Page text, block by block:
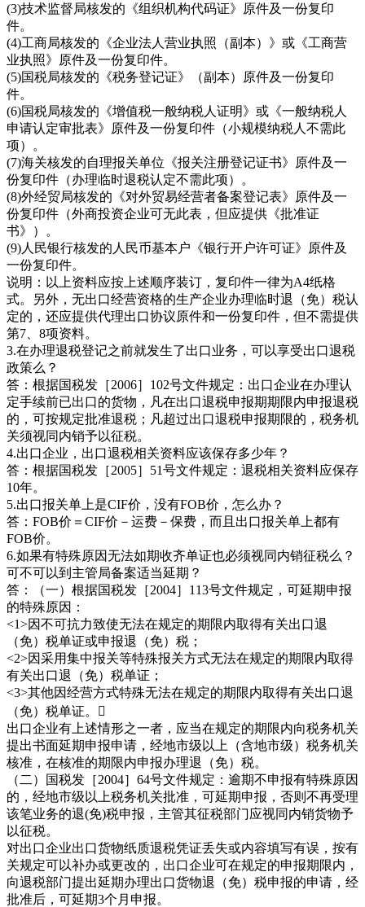
(3)技术监督局核发的《组织机构代码证》原件及一份复印
件。
(4)工商局核发的《企业法人营业执照（副本）》或《工商营
业执照》原件及一份复印件。
(5)国税局核发的《税务登记证》（副本）原件及一份复印
件。
(6)国税局核发的《增值税一般纳税人证明》或《一般纳税人
申请认定审批表》原件及一份复印件（小规模纳税人不需此
项）。
(7)海关核发的自理报关单位《报关注册登记证书》原件及一
份复印件（办理临时退税认定不需此项）。
(8)外经贸局核发的《对外贸易经营者备案登记表》原件及一
份复印件（外商投资企业可无此表，但应提供《批准证
书》）。
(9)人民银行核发的人民币基本户《银行开户许可证》原件及
一份复印件。
说明：以上资料应按上述顺序装订，复印件一律为A4纸格
式。另外，无出口经营资格的生产企业办理临时退（免）税认
定的，还应提供代理出口协议原件和一份复印件，但不需提供
第7、8项资料。
3.在办理退税登记之前就发生了出口业务，可以享受出口退税
政策么？
答：根据国税发［2006］102号文件规定：出口企业在办理认
定手续前已出口的货物，凡在出口退税申报期期限内申报退税
的，可按规定批准退税；凡超过出口退税申报期限的，税务机
关须视同内销予以征税。
4.出口企业，出口退税相关资料应该保存多少年？
答：根据国税发［2005］51号文件规定：退税相关资料应保存
10年。
5.出口报关单上是CIF价，没有FOB价，怎么办？
答：FOB价＝CIF价－运费－保费，而且出口报关单上都有
FOB价。
6.如果有特殊原因无法如期收齐单证也必须视同内销征税么？
可不可以到主管局备案适当延期？
答：（一）根据国税发［2004］113号文件规定，可延期申报
的特殊原因：
<1>因不可抗力致使无法在规定的期限内取得有关出口退
（免）税单证或申报退（免）税；
<2>因采用集中报关等特殊报关方式无法在规定的期限内取得
有关出口退（免）税单证；
<3>其他因经营方式特殊无法在规定的期限内取得有关出口退
（免）税单证。
出口企业有上述情形之一者，应当在规定的期限内向税务机关
提出书面延期申报申请，经地市级以上（含地市级）税务机关
核准，在核准的期限内申报办理退（免）税。
（二）国税发［2004］64号文件规定：逾期不申报有特殊原因
的，经地市级以上税务机关批准，可延期申报，否则不再受理
该笔业务的退(免)税申报，主管其征税部门应视同内销货物予
以征税。
对出口企业出口货物纸质退税凭证丢失或内容填写有误，按有
关规定可以补办或更改的，出口企业可在规定的申报期限内，
向退税部门提出延期办理出口货物退（免）税申报的申请，经
批准后，可延期3个月申报。